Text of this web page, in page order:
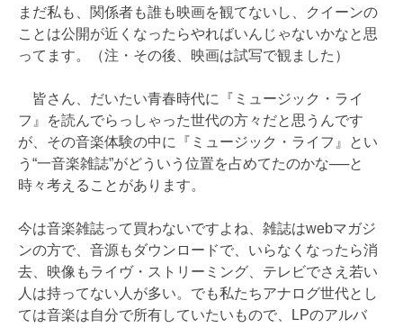
まだ私も、関係者も誰も映画を観てないし、クイーンの
ことは公開が近くなったらやればいんじゃないかなと思
ってます。（注・その後、映画は試写で観ました）
皆さん、だいたい青春時代に『ミュージック・ライ
フ』を読んでらっしゃった世代の方々だと思うんです
が、その音楽体験の中に『ミュージック・ライフ』とい
う“一音楽雑誌”がどういう位置を占めてたのかな──と
時々考えることがあります。
今は音楽雑誌って買わないですよね、雑誌はwebマガジ
ンの方で、音源もダウンロードで、いらなくなったら消
去、映像もライヴ・ストリーミング、テレビでさえ若い
人は持ってない人が多い。でも私たちアナログ世代とし
ては音楽は自分で所有していたいもので、LPのアルバ